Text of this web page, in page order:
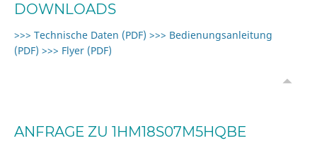
DOWNLOADS
>>> Technische Daten (PDF) >>> Bedienungsanleitung
(PDF) >>> Flyer (PDF)
ANFRAGE ZU 1HM18S07M5HQBE